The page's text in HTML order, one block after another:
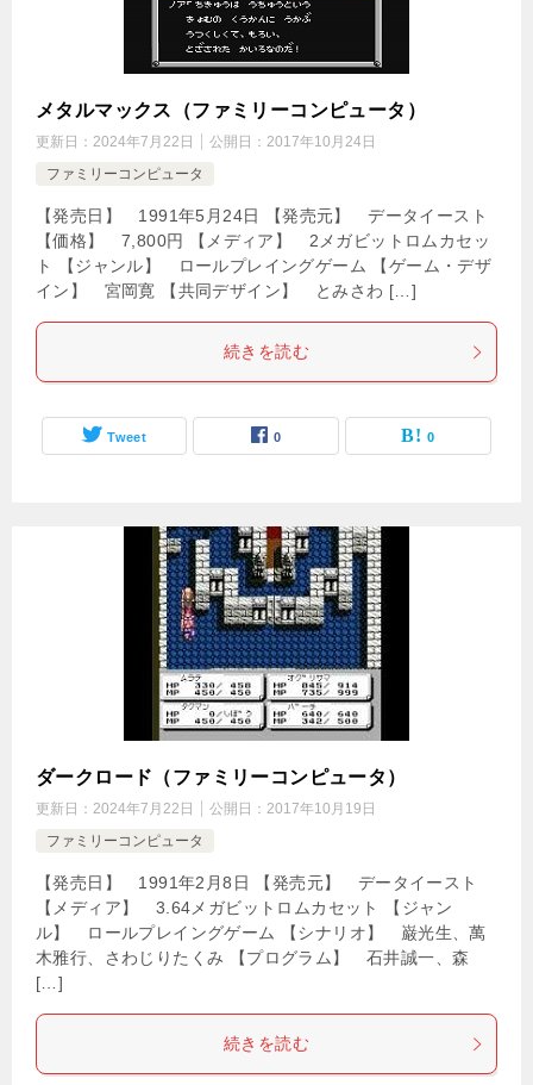
メタルマックス（ファミリーコンピュータ）
更新日： 2024年7月22日 公開日： 2017年10月24日
ファミリーコンピュータ
【発売日】 1991年5月24日 【発売元】 データイースト
【価格】 7,800円 【メディア】 2メガビットロムカセッ
ト 【ジャンル】 ロールプレイングゲーム 【ゲーム・デザ
イン】 宮岡寛 【共同デザイン】 とみさわ […]
続きを読む
Tweet 0 0
ダークロード（ファミリーコンピュータ）
更新日： 2024年7月22日 公開日： 2017年10月19日
ファミリーコンピュータ
【発売日】 1991年2月8日 【発売元】 データイースト
【メディア】 3.64メガビットロムカセット 【ジャン
ル】 ロールプレイングゲーム 【シナリオ】 巌光生、萬
木雅行、さわじりたくみ 【プログラム】 石井誠一、森
[…]
続きを読む